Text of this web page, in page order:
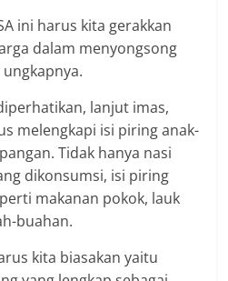
ini harus kita gerakkan
dalam menyongsong
ungkapnya.
lanjut imas,
melengkapi isi piring anak-
Tidak hanya nasi
dikonsumsi, isi piring
makanan pokok, lauk
buahan.
kita biasakan yaitu